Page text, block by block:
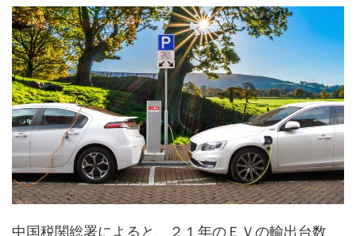
中国税関総署によると、２１年のＥＶの輸出台数